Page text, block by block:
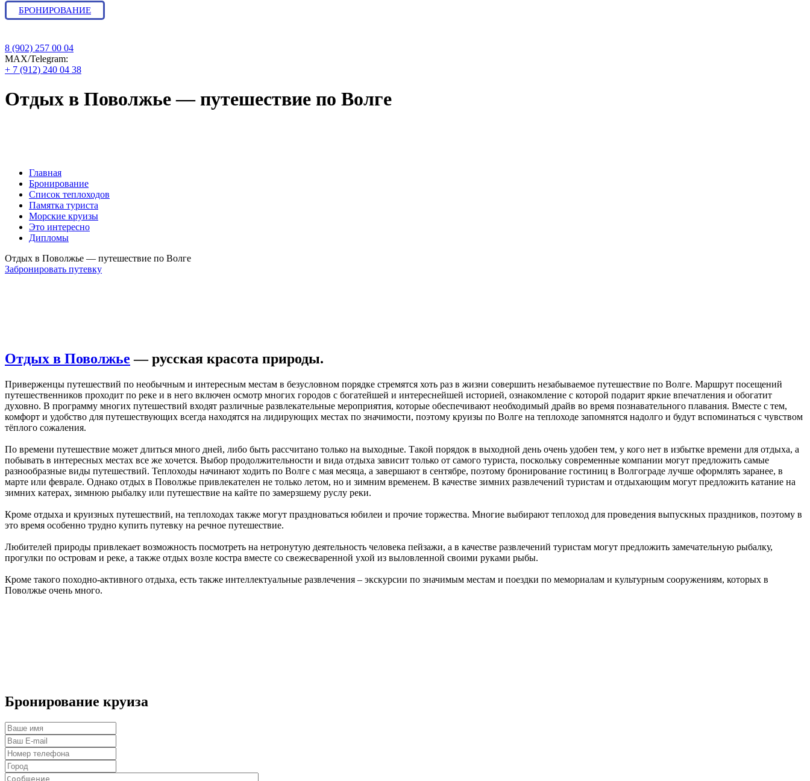
БРОНИРОВАНИЕ
8 (902) 257 00 04
МАХ/Telegram:
+ 7 (912) 240 04 38
Отдых в Поволжье — путешествие по Волге
Главная
Бронирование
Список теплоходов
Памятка туриста
Морские круизы
Это интересно
Дипломы
Отдых в Поволжье — путешествие по Волге
Забронировать путевку
Отдых в Поволжье — русская красота природы.
Приверженцы путешествий по необычным и интересным местам в безусловном порядке стремятся хоть раз в жизни совершить незабываемое путешествие по Волге. Маршрут посещений
путешественников проходит по реке и в него включен осмотр многих городов с богатейшей и интереснейшей историей, ознакомление с которой подарит яркие впечатления и обогатит
духовно. В программу многих путешествий входят различные развлекательные мероприятия, которые обеспечивают необходимый драйв во время познавательного плавания. Вместе с тем,
комфорт и удобство для путешествующих всегда находятся на лидирующих местах по значимости, поэтому круизы по Волге на теплоходе запомнятся надолго и будут вспоминаться с чувством
тёплого сожаления.
По времени путешествие может длиться много дней, либо быть рассчитано только на выходные. Такой порядок в выходной день очень удобен тем, у кого нет в избытке времени для отдыха, а
побывать в интересных местах все же хочется. Выбор продолжительности и вида отдыха зависит только от самого туриста, поскольку современные компании могут предложить самые
разнообразные виды путешествий. Теплоходы начинают ходить по Волге с мая месяца, а завершают в сентябре, поэтому бронирование гостиниц в Волгограде лучше оформлять заранее, в
марте или феврале. Однако отдых в Поволжье привлекателен не только летом, но и зимним временем. В качестве зимних развлечений туристам и отдыхающим могут предложить катание на
зимних катерах, зимнюю рыбалку или путешествие на кайте по замерзшему руслу реки.
Кроме отдыха и круизных путешествий, на теплоходах также могут праздноваться юбилеи и прочие торжества. Многие выбирают теплоход для проведения выпускных праздников, поэтому в
это время особенно трудно купить путевку на речное путешествие.
Любителей природы привлекает возможность посмотреть на нетронутую деятельность человека пейзажи, а в качестве развлечений туристам могут предложить замечательную рыбалку,
прогулки по островам и реке, а также отдых возле костра вместе со свежесваренной ухой из выловленной своими руками рыбы.
Кроме такого походно-активного отдыха, есть также интеллектуальные развлечения – экскурсии по значимым местам и поездки по мемориалам и культурным сооружениям, которых в
Поволжье очень много.
Бронирование круиза